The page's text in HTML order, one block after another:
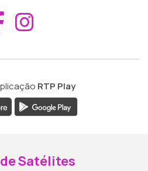
Aceder ao
RTP Play
Satélites